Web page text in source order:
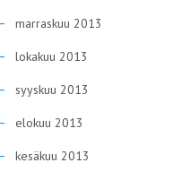
marraskuu 2013
lokakuu 2013
syyskuu 2013
elokuu 2013
kesäkuu 2013